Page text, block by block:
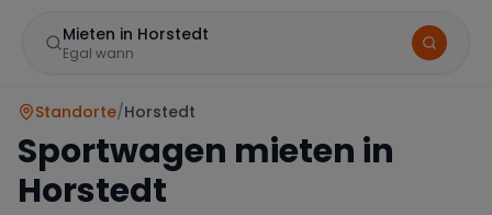
Mieten in Horstedt
Egal wann
Standorte/Horstedt
Sportwagen mieten in
Horstedt